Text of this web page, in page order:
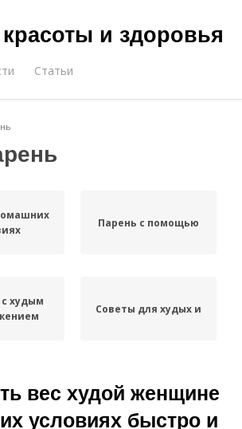
и здоровья
Статьи
Парень с помощью
худым
Советы для худых и
вес худой женщине
условиях быстро и